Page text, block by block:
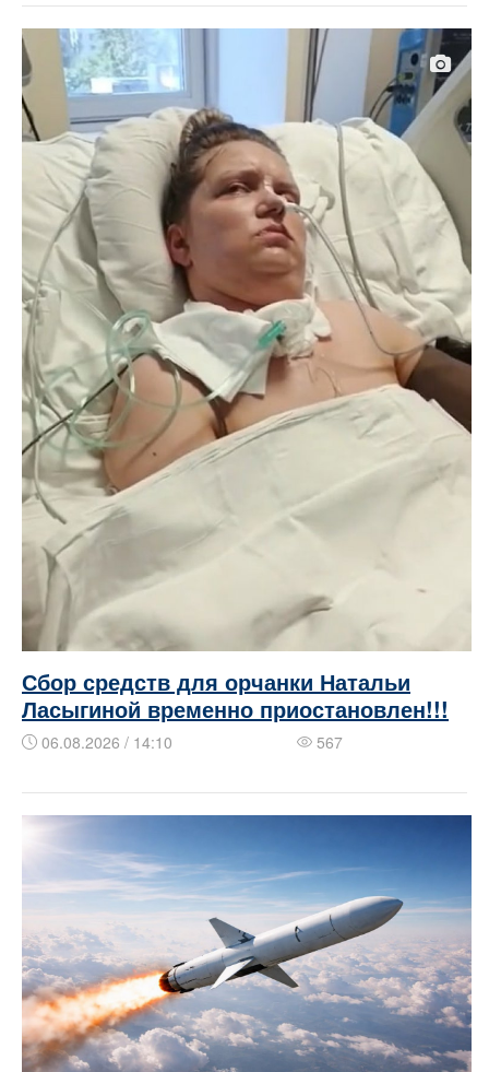
Сбор средств для орчанки Натальи
Ласыгиной временно приостановлен!!!
06.08.2026 / 14:10 567